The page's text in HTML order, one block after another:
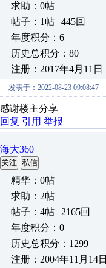
求助：0帖
帖子：1帖 | 445回
年度积分：6
历史总积分：80
注册：2017年4月11日
发表于：2022-08-23 09:08:47
感谢楼主分享
回复 引用 举报
海大360
关注 私信
精华：0帖
求助：2帖
帖子：4帖 | 2165回
年度积分：0
历史总积分：1299
注册：2004年11月14日